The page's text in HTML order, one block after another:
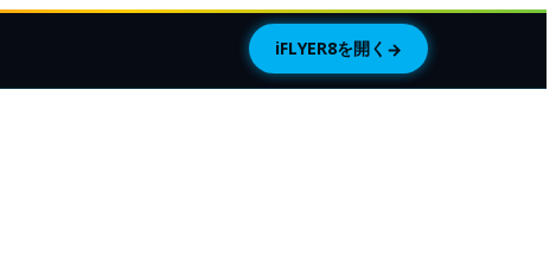
iFLYER8を開く →